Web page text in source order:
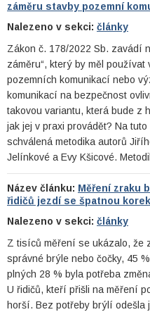
záměru stavby pozemní
Nalezeno v sekci: články
Zákon č. 178/2022 Sb. zavádí
záměru“, který by měl
pozemních komunikací nebo
komunikací na bezpečnost
takovou variantu, která bude z
jak jej v praxi provádět? Na
schválená metodika autorů
Jelínkové a Evy Kšicové.
Název článku: Měření zraku
řidičů jezdí se špatnou
Nalezeno v sekci: články
Z tisíců měření se ukázalo, že
správné brýle nebo čočky, 45
plných 28 % byla potřeba
U řidičů, kteří přišli na měření
horší. Bez potřeby brýlí odešla